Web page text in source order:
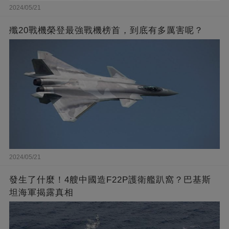
2024/05/21
殲20戰機榮登最強戰機榜首，到底有多厲害呢？
2024/05/21
發生了什麼！4艘中國造F22P護衛艦趴窩？巴基斯
坦海軍揭露真相